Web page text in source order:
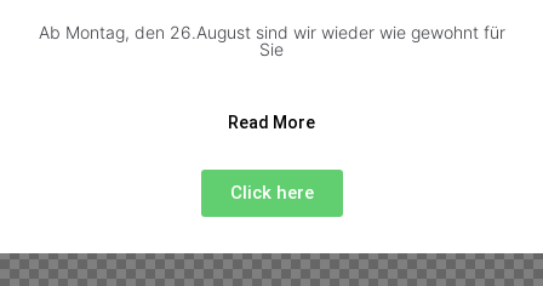
Ab Montag, den 26.August sind wir wieder wie gewohnt für
Sie
Read More
Click here